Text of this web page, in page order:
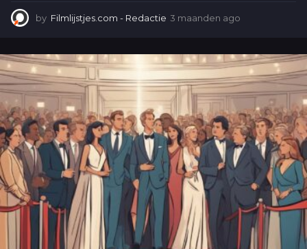
by Filmlijstjes.com - Redactie 3 maanden ago
a
n
d
e
n
a
g
o